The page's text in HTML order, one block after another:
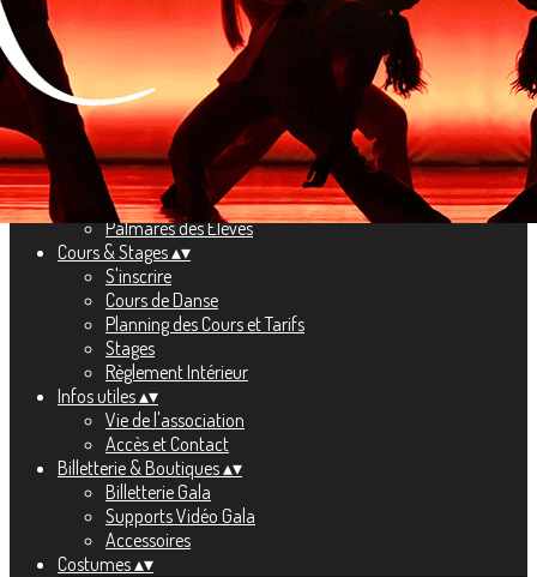
Cliquez pour éditer
Actualités▴▾
L'Association▴▾
Présentation
Professeurs
Conseil d'Administration
Palmarès des Élèves
Cours & Stages▴▾
S'inscrire
Cours de Danse
Planning des Cours et Tarifs
Stages
Règlement Intérieur
Infos utiles▴▾
Vie de l'association
Accès et Contact
Billetterie & Boutiques▴▾
Billetterie Gala
Supports Vidéo Gala
Accessoires
Costumes▴▾